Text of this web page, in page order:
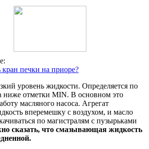
печки на приоре?
уровень жидкости. Определяется по
ниже отметки MIN. В основном это
масляного насоса. Агрегат
вперемешку с воздухом, и масло
по магистралям с пузырьками
сказать, что смазывающая жидкость